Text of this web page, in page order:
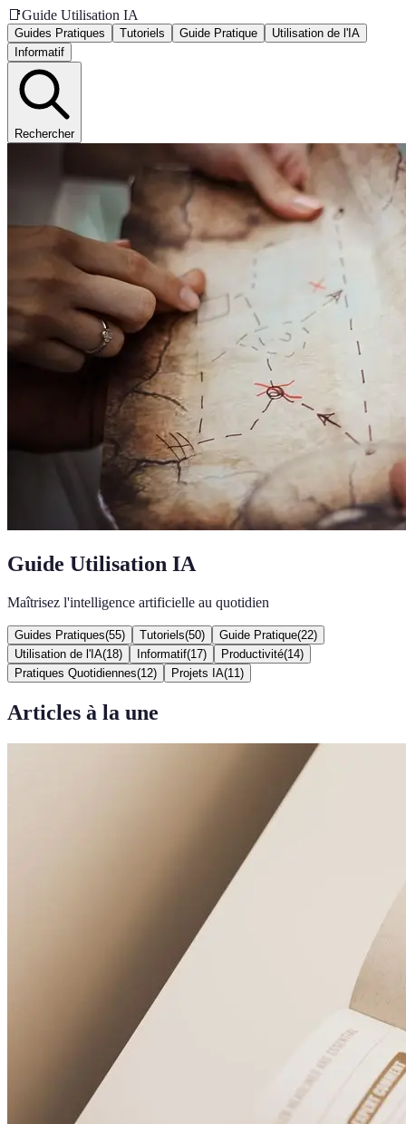
📑Guide Utilisation IA
Guides Pratiques Tutoriels Guide Pratique
Utilisation de l'IA
Informatif
Rechercher
Guide Utilisation IA
Maîtrisez l'intelligence artificielle au quotidien
Guides Pratiques(55) Tutoriels(50) Guide Pratique(22)
Utilisation de l'IA(18) Informatif(17) Productivité(14)
Pratiques Quotidiennes(12) Projets IA(11 )
Articles à la une